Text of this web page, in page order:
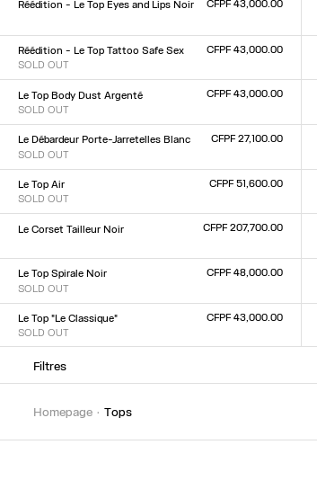
Réédition - Le Top Eyes and Lips Noir
XXSXSSMLXLXXL
CFPF 43,000.00
Réédition - Le Top Tattoo Safe Sex
SOLD OUT
XXS XSS L XL XXL
CFPF 43,000.00
Le Top Body Dust Argenté
SOLD OUT
XXSXS M XLXXL
CFPF 43,000.00
Le Débardeur Porte-Jarretelles Blanc
SOLD OUT
XXS
S M
CFPF 27,100.00
Le Top Air
SOLD OUT
XXS
ML XL XXL
CFPF 51,600.00
Le Corset Tailleur Noir
XXSXSSMLXLXXL
CFPF 207,700.00
Le Top Spirale Noir
SOLD OUT
XXS XSS LXL XXL
CFPF 48,000.00
Le Top "Le Classique"
SOLD OUT
CFPF 43,000.00
Filtres
homepage tops